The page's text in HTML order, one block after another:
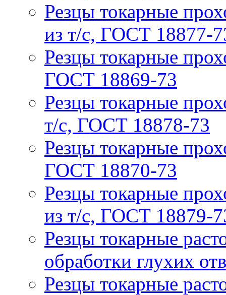
Резцы токарные
из т/с, ГОСТ 18877-
Резцы токарные
ГОСТ 18869-73
Резцы токарные
т/с, ГОСТ 18878-73
Резцы токарные
ГОСТ 18870-73
Резцы токарные
из т/с, ГОСТ 18879-
Резцы токарные
обработки глухих
Резцы токарные